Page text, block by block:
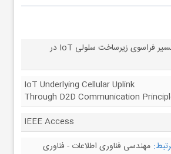
مسیر فراسوی زیرساخت سلولی IoT در
IoT Underlying Cellular Uplink
Through D2D Communication
IEEE Access
مهندسی فناوری اطلاعات - فناوری